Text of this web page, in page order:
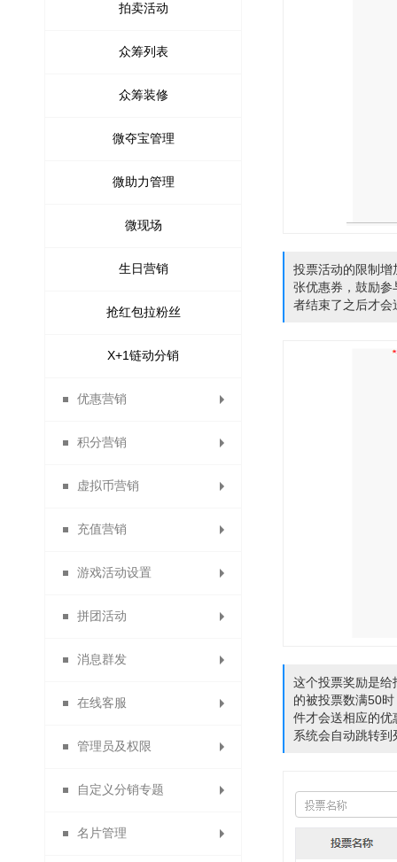
修改密码
第三方登录管理
安粉宝
传播宝
开通指引
代收款结算平台
批量修改会员
代理商推荐奖
代理商业绩奖
代理商管理奖
订货商推荐奖审核
订货商业绩奖
订货商业绩奖励
订货商管理奖
供应商提现申请
拼团退款申请
红包记录
账号充值记录
供应商提现申请
资金监控日志
门店佣金
员工佣金
招商经理佣金
调整佣金日志
拼团活动
砍价设置
送礼
试用活动设置
周期购
满额包邮
满减优惠
搭配套餐
打包一口价
首单立减
支付有礼活动
拍卖活动
众筹列表
众筹装修
微夺宝管理
微助力管理
微现场
生日营销
抢红包拉粉丝
X+1链动分销
优惠营销
优惠券管理
优惠券大礼包
优惠码管理
扫码送优惠券设置
关注送优惠券
分享送优惠券
购物送优惠券
购物分享得优惠券
积分营销
积分日志
每日签到设置
积分抵现
消费送积分
关注送积分
分享送积分
评价送积分
积分兑换商品
积分兑换红包
虚拟币营销
虚拟币日志
虚拟币比例
虚拟币抵现
充值营销
充值优惠
充值送积分
充值送优惠券
充值升等级
充值成为分销商
购物卡管理
充值成为代理商
游戏活动设置
幸运大转盘
疯狂砸金蛋
好运翻翻看
骰子大王
拼团活动
拼团活动管理
消息群发
微信群发
短信群发
站内信
在线客服
开通在线客服
微聊客服管理
管理员及权限
管理员
权限角色
自定义分销专题
专题分类
名片管理
投票活动的限制增
张优惠券，鼓励
者结束了之后才会
这个投票奖励是
的被投票数满50
件才会送相应的
系统会自动跳转